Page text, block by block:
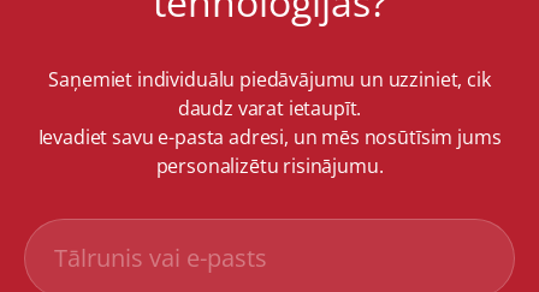
Saņemiet individuālu piedāvājumu un uzziniet, cik
daudz varat ietaupīt.
Ievadiet savu e-pasta adresi, un mēs nosūtīsim jums
personalizētu risinājumu.